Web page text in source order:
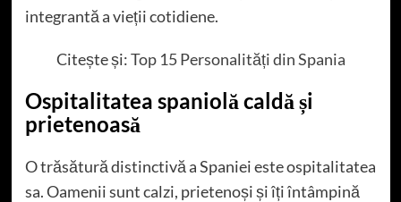
integrantă a vieții cotidiene.
Citește și:Top 15 Personalități din Spania
Ospitalitatea spaniolă caldă și
prietenoasă
O trăsătură distinctivă a Spaniei este ospitalitatea
sa. Oamenii sunt calzi, prietenoși și îți întâmpină